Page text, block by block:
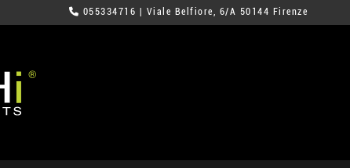
055334716 | Viale Belfiore, 6/A 50144 Firenze